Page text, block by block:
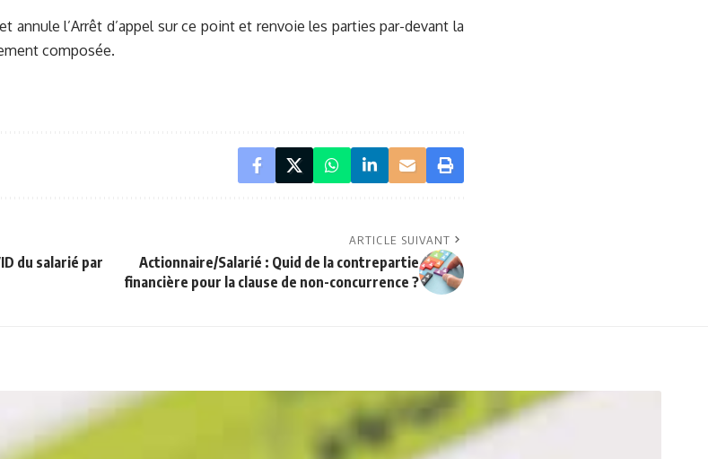
annule l’Arrêt d’appel sur ce point et renvoie les parties par-devant la
composée.
du salarié par
ARTICLE SUIVANT
Actionnaire/Salarié : Quid de la contrepartie
financière pour la clause de non-concurrence ?